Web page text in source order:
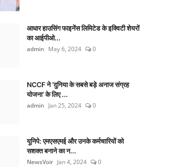
आधार हाउसिंग फाइनेंस लिमिटेड के इक्विटी शेयरों
का आईपीओ...
admin May 6, 2024 0
NCCF ने ‘दुनिया के सबसे बड़े अनाज संग्रह
योजना’ के लिए ...
admin Jan 25, 2024 0
यूनिपे: एमएसएमई और उनके कर्मचारियों को
सशक्त बनाने का न...
NewsVoir Jan 4, 2024 0